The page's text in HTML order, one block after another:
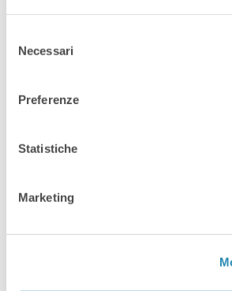
delNecessari
Preferenze
Statistiche
Marketing
parità di genere si
lingua